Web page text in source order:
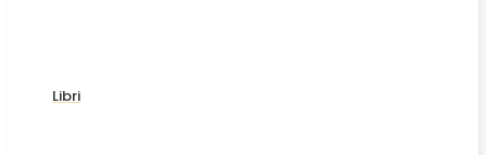
Libri